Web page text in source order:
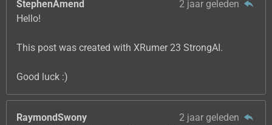
StephenAmend
2 jaar geleden
Hello!
This post was created with XRumer 23 StrongAI.
Good luck :)
RaymondSwony
2 jaar geleden